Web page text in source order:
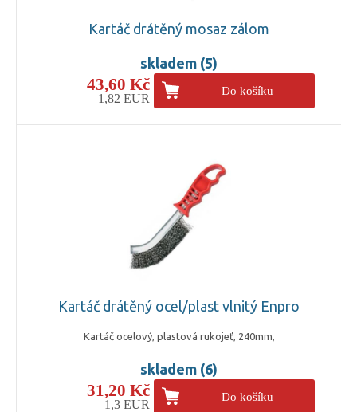
Kartáč drátěný mosaz zálom
skladem (5)
43,60 Kč
1,82 EUR
Do košíku
Kartáč drátěný ocel/plast vlnitý Enpro
Kartáč ocelový, plastová rukojeť, 240mm,
skladem (6)
31,20 Kč
1,3 EUR
Do košíku